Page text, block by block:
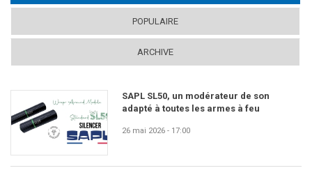
POPULAIRE
ARCHIVE
SAPL SL50, un modérateur de son
adapté à toutes les armes à feu
26 mai 2026 - 17:00